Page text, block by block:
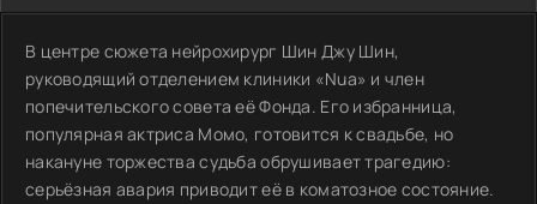
В центре сюжета нейрохирург Шин Джу Шин,
руководящий отделением клиники «Nua» и член
попечительского совета её Фонда. Его избранница,
популярная актриса Момо, готовится к свадьбе, но
накануне торжества судьба обрушивает трагедию:
серьёзная авария приводит её в коматозное состояние.